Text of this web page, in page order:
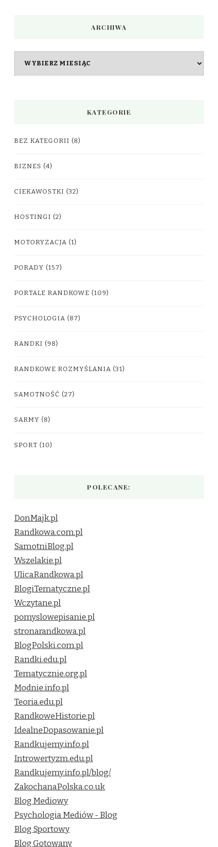
ARCHIWA
KATEGORIE
BEZ KATEGORII (8)
BIZNES (4)
CIEKAWOSTKI (32)
HOSTINGI (2)
MOTORYZACJA (1)
PORADY (157)
PORTALE RANDKOWE (109)
PSYCHOLOGIA (87)
RANDKI (98)
RANDKOWE ROZMYŚLANIA (31)
SAMOTNOŚĆ (27)
SARMY (8)
SPORT (10)
POLECANE:
DonMajk.pl
Randkowa.com.pl
SamotniBlog.pl
Wszelakie.pl
UlicaRandkowa.pl
BlogiTematyczne.pl
Wczytane.pl
pomyslowepisanie.pl
stronarandkowa.pl
BlogPolski.com.pl
Randki.edu.pl
Tematycznie.org.pl
Modnie.info.pl
Teoria.edu.pl
RandkoweHistorie.pl
IdealneDopasowanie.pl
Randkujemy.info.pl
Introwertyzm.edu.pl
Randkujemy.info.pl/blog/
ZakochanaPolska.co.uk
Blog Mediowy
Psychologia Mediów - Blog
Blog Sportowy
Blog Gotowany